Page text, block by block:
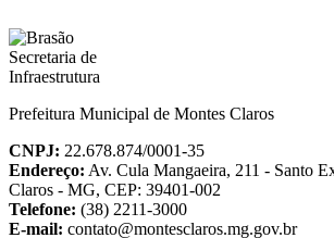
Prefeitura Municipal de Montes Claros
CNPJ: 22.678.874/0001-35
Endereço: Av. Cula Mangaeira, 211 - Santo
Claros - MG, CEP: 39401-002
Telefone: (38) 2211-3000
E-mail: contato@montesclaros.mg.gov.br